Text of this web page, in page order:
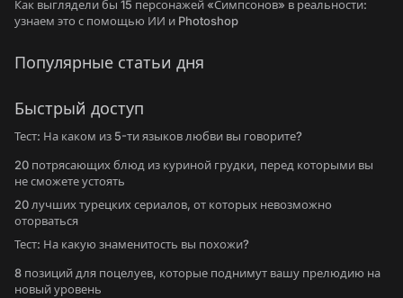
Как выглядели бы 15 персонажей «Симпсонов» в реальности:
узнаем это с помощью ИИ и Photoshop
Популярные статьи дня
Быстрый доступ
Тест: На каком из 5-ти языков любви вы говорите?
20 потрясающих блюд из куриной грудки, перед которыми вы
не сможете устоять
20 лучших турецких сериалов, от которых невозможно
оторваться
Тест: На какую знаменитость вы похожи?
8 позиций для поцелуев, которые поднимут вашу прелюдию на
новый уровень